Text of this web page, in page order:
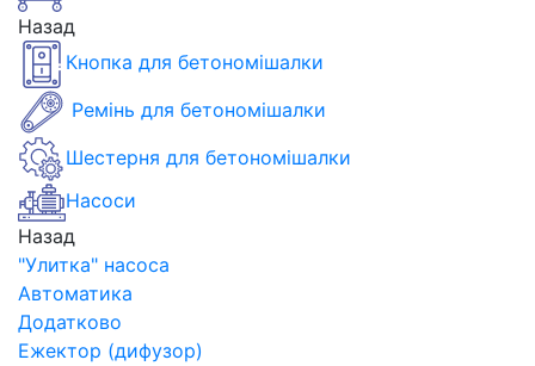
Назад
Кнопка для бетономішалки
Ремінь для бетономішалки
Шестерня для бетономішалки
Насоси
Назад
"Улитка" насоса
Автоматика
Додатково
Ежектор (дифузор)